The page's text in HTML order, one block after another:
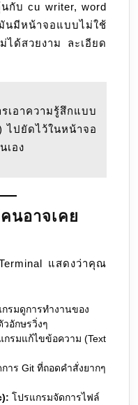
กับ cu writer, word
มีหน้าจอแบบไม่ใช้
ได้สวยงาม ละเอียด
าความรู้สึกแบบ
ไปยัดไว้ในหน้าจอ
เอง
นอาจเคย
แสดงว่าคุณ
รมดูการทำงานของ
อักษรวิ่งๆ
กรมแก้ไขข้อความ (Text
การ Git ที่ถอดคำสั่งยากๆ
โปรแกรมจัดการไฟล์